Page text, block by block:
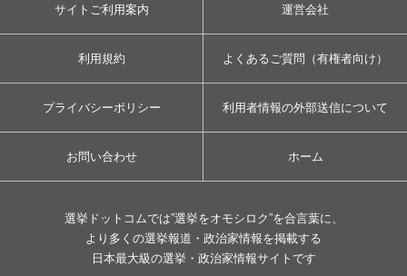
サイトご利用案内 運営会社
利用規約 よくあるご質問（有権者向け）
プライバシーポリシー 利用者情報の外部送信について
お問い合わせ ホーム
選挙ドットコムでは”選挙をオモシロク”を合言葉に、
より多くの選挙報道・政治家情報を掲載する
日本最大級の選挙・政治家情報サイトです